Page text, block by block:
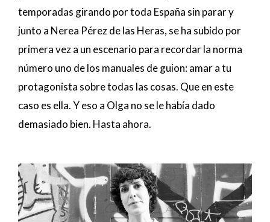
temporadas girando por toda España sin parar y
junto a Nerea Pérez de las Heras, se ha subido por
primera vez a un escenario para recordar la norma
número uno de los manuales de guion: amar a tu
protagonista sobre todas las cosas. Que en este
caso es ella. Y eso a Olga no se le había dado
demasiado bien. Hasta ahora.